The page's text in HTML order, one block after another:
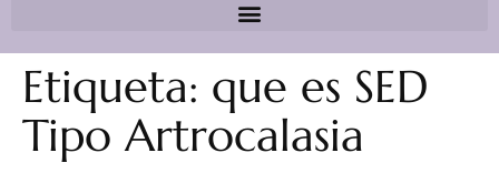
Etiqueta: que es SED
Tipo Artrocalasia